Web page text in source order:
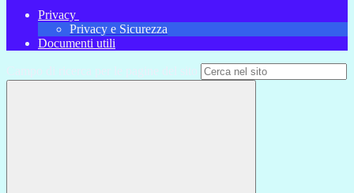
Privacy
Privacy e Sicurezza
Documenti utili
Campo di ricerca per le pagine del sito